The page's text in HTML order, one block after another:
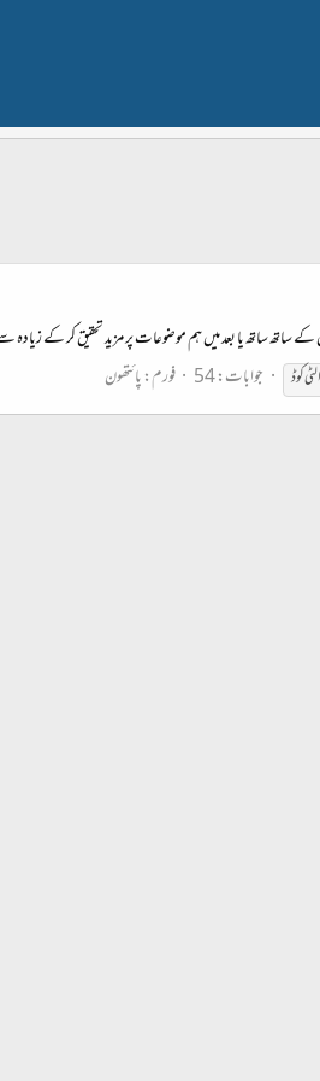
ساتھ یا بعد میں ہم موضوعات پر مزید تحقیق کر کے زیادہ
کوڈ جوابات: 54 فورم:پائتھون